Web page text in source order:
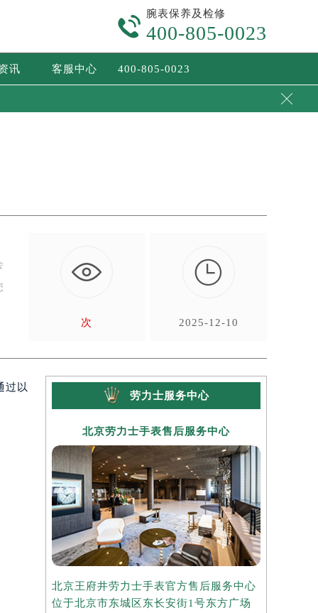

腕表保养及检修
400-805-0023
讯 客服中心 400-805-0023

次

2025-12-10
过以
劳力士服务中心
北京劳力士手表售后服务中心
北京王府井劳力士手表官方售后服务中心
位于北京市东城区东长安街1号东方广场